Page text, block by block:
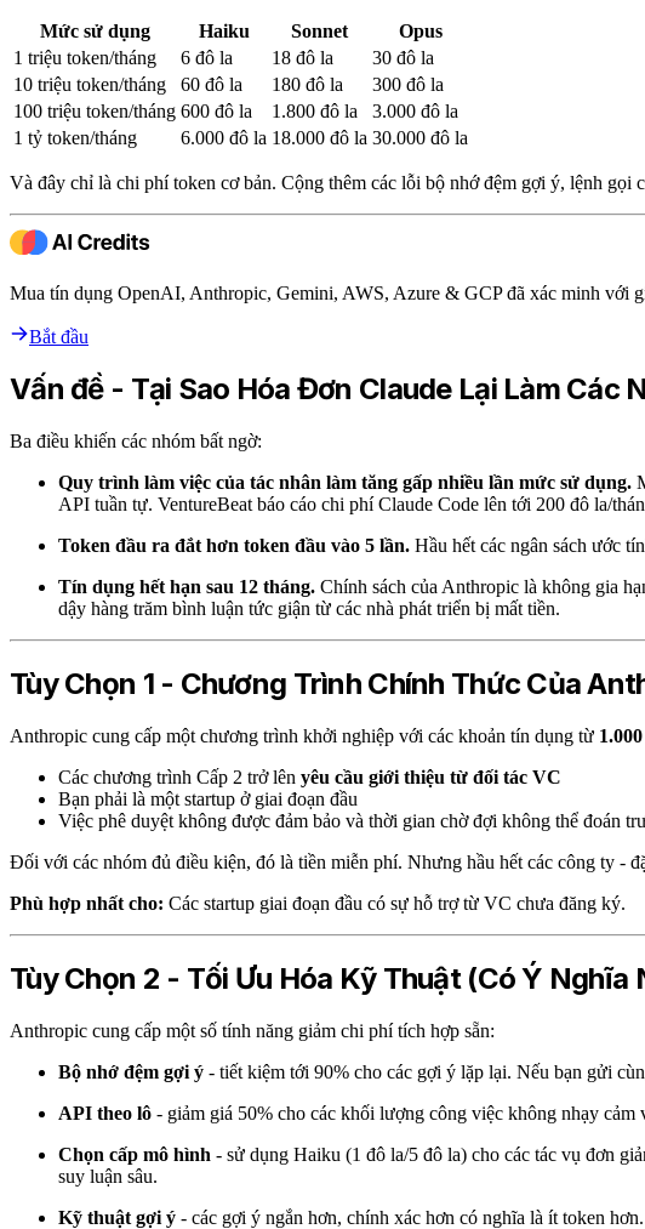
Mức sử dụng Haiku Sonnet
Opus
1 triệu token/tháng
6 đô la 18 đô la
30 đô la
10 triệu token/tháng
60 đô la 180 đô la
300 đô la
100 triệu token/tháng 600 đô la 1.800 đô la
3.000 đô la
1 tỷ token/tháng
6.000 đô la 18.000 đô la 30.000 đô la
Và đây chỉ là chi phí token cơ bản. Cộng thêm các lỗi bộ nhớ đệm gợi ý, lệnh gọi
Mua tín dụng OpenAI, Anthropic, Gemini, AWS, Azure & GCP đã xác minh với
Bắt đầu
Vấn đề - Tại Sao Hóa Đơn Claude Lại Làm Các
Ba điều khiến các nhóm bất ngờ:
Quy trình làm việc của tác nhân làm tăng gấp nhiều lần mức sử dụng.
API tuần tự. VentureBeat báo cáo chi phí Claude Code lên tới 200 đô la/
Token đầu ra đắt hơn token đầu vào 5 lần. Hầu hết các ngân sách ước
Tín dụng hết hạn sau 12 tháng. Chính sách của Anthropic là không gia
dậy hàng trăm bình luận tức giận từ các nhà phát triển bị mất tiền.
Tùy Chọn 1 - Chương Trình Chính Thức Của
Anthropic cung cấp một chương trình khởi nghiệp với các khoản tín dụng từ
Các chương trình Cấp 2 trở lên yêu cầu giới thiệu từ đối tác VC
Bạn phải là một startup ở giai đoạn đầu
Việc phê duyệt không được đảm bảo và thời gian chờ đợi không thể đoán
Đối với các nhóm đủ điều kiện, đó là tiền miễn phí. Nhưng hầu hết các công ty -
Phù hợp nhất cho: Các startup giai đoạn đầu có sự hỗ trợ từ VC chưa đăng ký.
Tùy Chọn 2 - Tối Ưu Hóa Kỹ Thuật (Có Ý Nghĩa
Anthropic cung cấp một số tính năng giảm chi phí tích hợp sẵn:
Bộ nhớ đệm gợi ý - tiết kiệm tới 90% cho các gợi ý lặp lại. Nếu bạn gửi
API theo lô - giảm giá 50% cho các khối lượng công việc không nhạy
Chọn cấp mô hình - sử dụng Haiku (1 đô la/5 đô la) cho các tác vụ đơn
suy luận sâu.
Kỹ thuật gợi ý - các gợi ý ngắn hơn, chính xác hơn có nghĩa là ít token